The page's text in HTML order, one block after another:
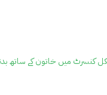
کنسرٹ میں خاتون کے ساتھ